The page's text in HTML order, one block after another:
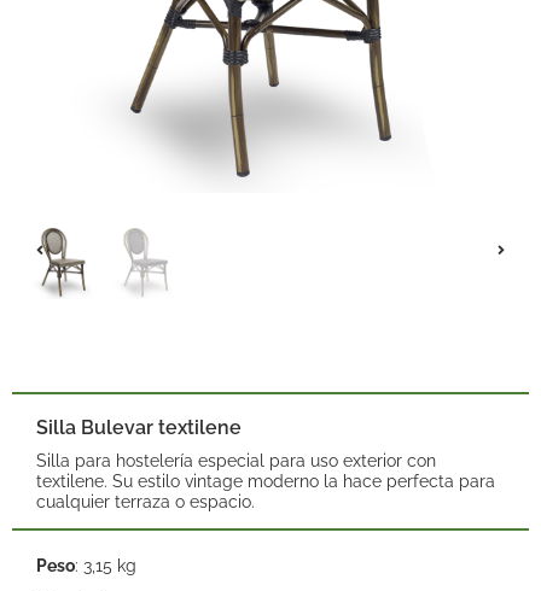
Silla Bulevar textilene
Silla para hostelería especial para uso exterior con
textilene. Su estilo vintage moderno la hace perfecta para
cualquier terraza o espacio.
Peso: 3,15 kg